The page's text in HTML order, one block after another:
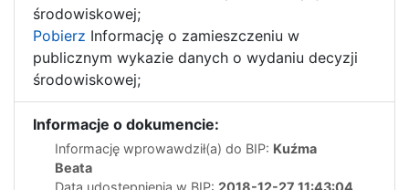
środowiskowej;
Pobierz Informację o zamieszczeniu w
publicznym wykazie danych o wydaniu decyzji
środowiskowej;
Informacje o dokumencie:
Informację wprowawdził(a) do BIP: Kuźma
Beata
Data udostępnienia w BIP: 2018-12-27 11:43:04